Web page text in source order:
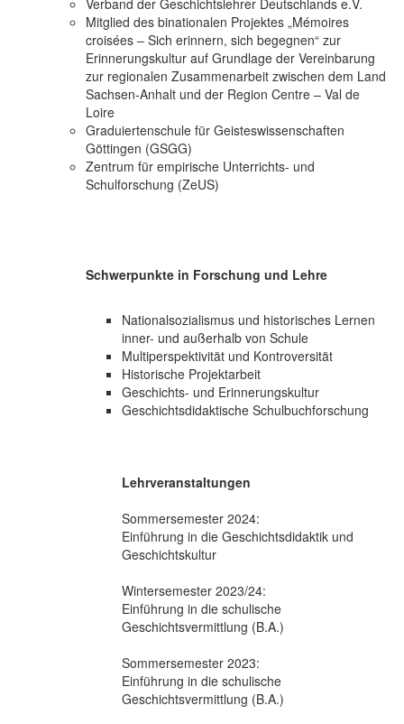
Mitglied des binationalen Projektes „Mémoires
croisées – Sich erinnern, sich begegnen“ zur
Erinnerungskultur auf Grundlage der Vereinbarung
zur regionalen Zusammenarbeit zwischen dem Land
Sachsen-Anhalt und der Region Centre – Val de
Loire
Graduiertenschule für Geisteswissenschaften
Göttingen (GSGG)
Zentrum für empirische Unterrichts- und
Schulforschung (ZeUS)
Schwerpunkte in Forschung und Lehre
Nationalsozialismus und historisches Lernen
inner- und außerhalb von Schule
Multiperspektivität und Kontroversität
Historische Projektarbeit
Geschichts- und Erinnerungskultur
Geschichtsdidaktische Schulbuchforschung
Lehrveranstaltungen
Sommersemester 2024:
Einführung in die Geschichtsdidaktik und
Geschichtskultur
Wintersemester 2023/24:
Einführung in die schulische
Geschichtsvermittlung (B.A.)
Sommersemester 2023:
Einführung in die schulische
Geschichtsvermittlung (B.A.)